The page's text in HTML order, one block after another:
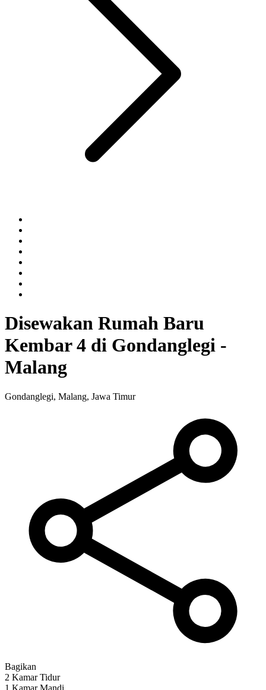
Disewakan Rumah Baru
Kembar 4 di Gondanglegi -
Malang
Gondanglegi, Malang, Jawa Timur
Bagikan
2 Kamar Tidur
1 Kamar Mandi